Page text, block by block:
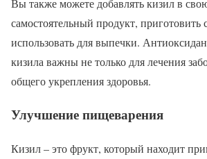
самостоятельный продукт, приготовить
использовать для выпечки.
кизила важны не только для лечения
общего укрепления здоровья.
Улучшение пищеварения
Кизил – это фрукт, который находит